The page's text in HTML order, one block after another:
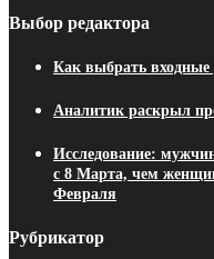
Выбор редактора
Как выбрать входные
Аналитик раскрыл
Исследование:
с 8 Марта, чем
Февраля
Рубрикатор